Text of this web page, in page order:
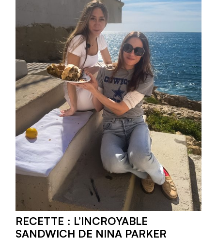
RECETTE : L’INCROYABLE
SANDWICH DE NINA PARKER